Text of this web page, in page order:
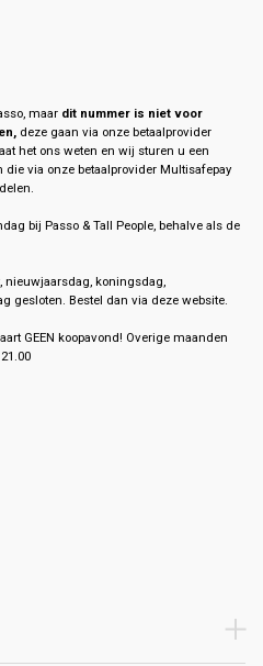
maar dit nummer is niet voor
deze gaan via onze betaalprovider
het ons weten en wij sturen u een
via onze betaalprovider Multisafepay
bij Passo & Tall People, behalve als de
nieuwjaarsdag, koningsdag,
gesloten. Bestel dan via deze website.
GEEN koopavond! Overige maanden